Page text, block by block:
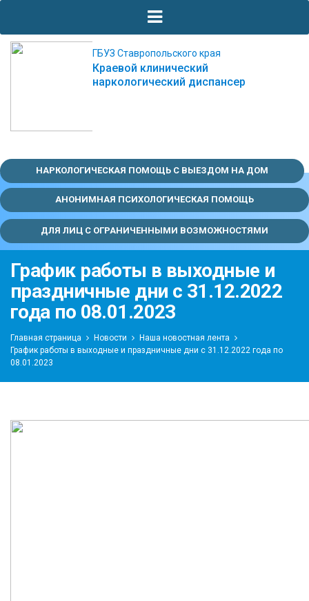
ГБУЗ Ставропольского края
Краевой клинический
наркологический диспансер
НАРКОЛОГИЧЕСКАЯ ПОМОЩЬ С ВЫЕЗДОМ НА ДОМ
АНОНИМНАЯ ПСИХОЛОГИЧЕСКАЯ ПОМОЩЬ
ДЛЯ ЛИЦ С ОГРАНИЧЕННЫМИ ВОЗМОЖНОСТЯМИ
График работы в выходные и
праздничные дни с 31.12.2022
года по 08.01.2023
Главная страница Новости
Наша новостная лента
График работы в выходные и праздничные дни с 31.12.2022 года по
08.01.2023